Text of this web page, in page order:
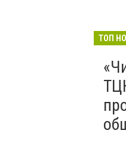
ТОП